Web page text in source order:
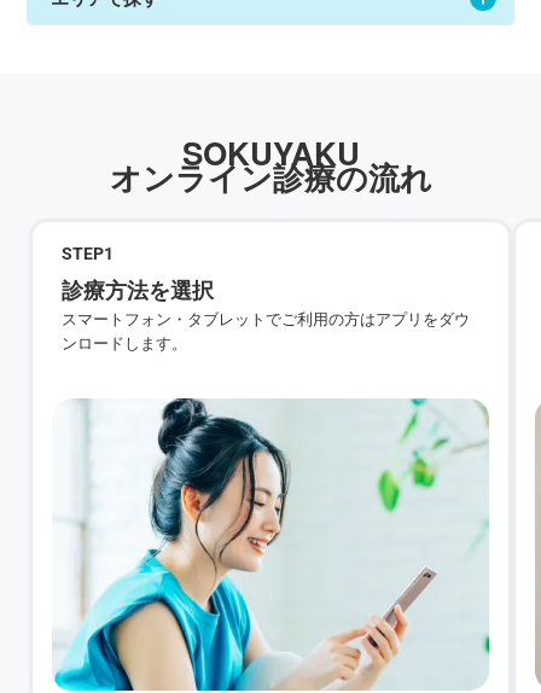
SOKUYAKU
オンライン診療の流れ
STEP1
診療方法を選択
スマートフォン・タブレットでご利用の方はアプリをダウ
ンロードします。